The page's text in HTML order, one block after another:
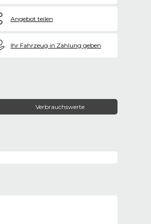
Angebot teilen
Ihr Fahrzeug in Zahlung geben
Verbrauchswerte